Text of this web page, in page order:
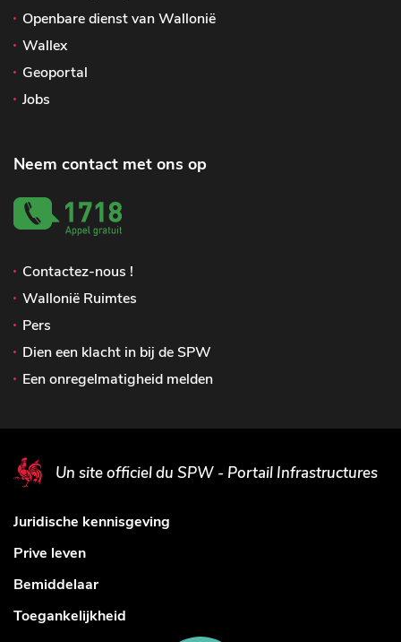
Openbare dienst van Wallonië
Wallex
Geoportal
Jobs
Neem contact met ons op
Contactez-nous !
Wallonië Ruimtes
Pers
Dien een klacht in bij de SPW
Een onregelmatigheid melden
Un site officiel du SPW - Portail Infrastructures
Juridische kennisgeving
Prive leven
Bemiddelaar
Toegankelijkheid